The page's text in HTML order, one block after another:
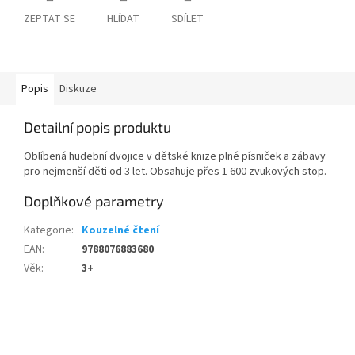
ZEPTAT SE HLÍDAT SDÍLET
Popis Diskuze
Detailní popis produktu
Oblíbená hudební dvojice v dětské knize plné písniček a zábavy
pro nejmenší děti od 3 let. Obsahuje přes 1 600 zvukových stop.
Doplňkové parametry
Kategorie: Kouzelné čtení
EAN:
9788076883680
Věk: 3+